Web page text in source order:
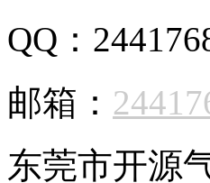
QQ：
邮箱：
东莞市开源